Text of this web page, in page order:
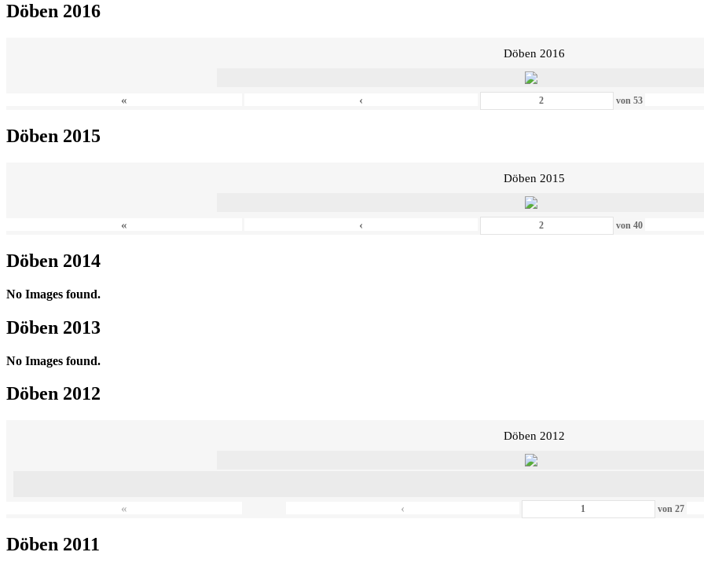
Döben 2016
Döben 2016
« ‹ von53
Döben 2015
Döben 2015
« ‹ von40
Döben 2014
No Images found.
Döben 2013
No Images found.
Döben 2012
Döben 2012
« ‹ von27
Döben 2011